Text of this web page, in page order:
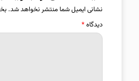
نشانی ایمیل شما منتشر نخواهد شد.
دیدگاه*